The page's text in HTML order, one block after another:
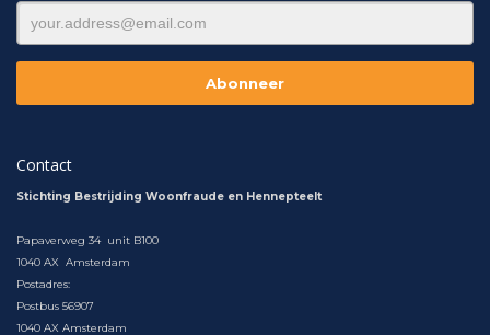
Contact
Stichting Bestrijding Woonfraude en Hennepteelt
Papaverweg 34 unit B100
1040 AX Amsterdam
Postadres:
Postbus 56907
1040 AX Amsterdam